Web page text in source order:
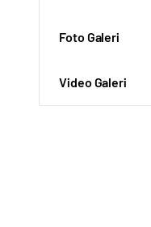
Foto Galeri
Video Galeri